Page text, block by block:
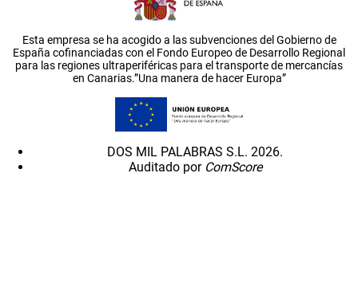
Esta empresa se ha acogido a las subvenciones del Gobierno de
España cofinanciadas con el Fondo Europeo de Desarrollo Regional
para las regiones ultraperiféricas para el transporte de mercancías
en Canarias.”Una manera de hacer Europa”
DOS MIL PALABRAS S.L. 2026.
Auditado por ComScore